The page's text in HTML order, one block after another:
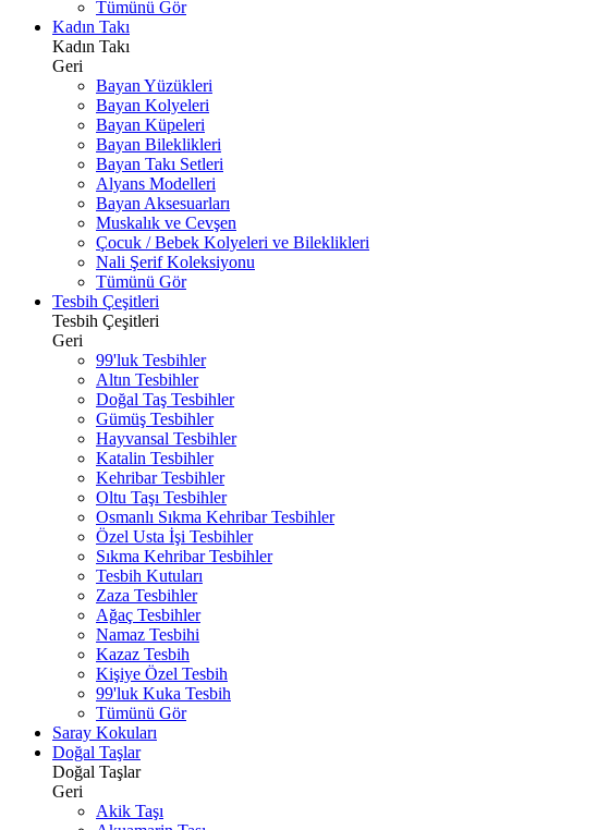
Tümünü Gör
Kadın Takı
Kadın Takı
Geri
Bayan Yüzükleri
Bayan Kolyeleri
Bayan Küpeleri
Bayan Bileklikleri
Bayan Takı Setleri
Alyans Modelleri
Bayan Aksesuarları
Muskalık ve Cevşen
Çocuk / Bebek Kolyeleri ve Bileklikleri
Nali Şerif Koleksiyonu
Tümünü Gör
Tesbih Çeşitleri
Tesbih Çeşitleri
Geri
99'luk Tesbihler
Altın Tesbihler
Doğal Taş Tesbihler
Gümüş Tesbihler
Hayvansal Tesbihler
Katalin Tesbihler
Kehribar Tesbihler
Oltu Taşı Tesbihler
Osmanlı Sıkma Kehribar Tesbihler
Özel Usta İşi Tesbihler
Sıkma Kehribar Tesbihler
Tesbih Kutuları
Zaza Tesbihler
Ağaç Tesbihler
Namaz Tesbihi
Kazaz Tesbih
Kişiye Özel Tesbih
99'luk Kuka Tesbih
Tümünü Gör
Saray Kokuları
Doğal Taşlar
Doğal Taşlar
Geri
Akik Taşı